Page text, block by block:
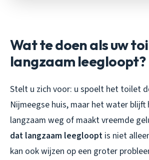
Wat te doen als uw
langzaam leegloopt?
Stelt u zich voor: u spoelt het toilet
Nijmeegse huis, maar het water
langzaam weg of maakt vreemde
dat langzaam leegloopt is niet
kan ook wijzen op een groter